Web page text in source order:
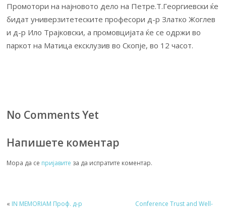
Промотори на најновото дело на Петре.Т.Георгиевски ќе
бидат универзитетеските професори д-р Златко Жоглев
и д-р Ило Трајковски, а промовцијата ќе се одржи во
паркот на Матица ексклузив во Скопје, во 12 часот.
No Comments Yet
Напишете коментар
Мора да се пријавите за да испратите коментар.
« IN MEMORIAM Проф. д-р
Conference Trust and Well-